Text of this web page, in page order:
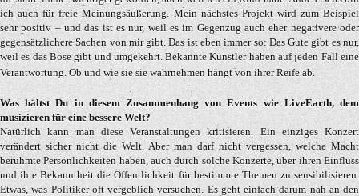
ich auch für freie Meinungsäußerung. Mein nächstes Projekt wird zum Beispiel
sehr positiv – und das ist es nur, weil es im Gegenzug auch eher negativere oder
gegensätzlichere Sachen von mir gibt. Das ist eben immer so: Das Gute gibt es nur,
weil es das Böse gibt und umgekehrt. Bekannte Künstler haben auf jeden Fall eine
Verantwortung. Ob und wie sie sie wahrnehmen hängt von ihrer Reife ab.
Was hältst Du in diesem Zusammenhang von Events wie LiveEarth, dem
musizieren für eine bessere Welt?
Natürlich kann man diese Veranstaltungen kritisieren. Ein einziges Konzert
verändert sicher nicht die Welt. Aber man darf nicht vergessen, welche Macht
berühmte Persönlichkeiten haben, auch durch solche Konzerte, über ihren Einfluss
und ihre Bekanntheit die Öffentlichkeit für bestimmte Themen zu sensibilisieren.
Etwas, was Politiker oft vergeblich versuchen. Es geht einfach darum nah an den